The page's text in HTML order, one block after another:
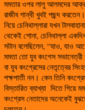
মমতার ওপর লালু আলমদের
রাজীব গান্ধী খুবই পছন্দ
নিয়ে চেনিথাল্লারা যখন
থেকেই শোনা, চেনিথাল্লা
সটান বলেছিলেন, “যাও, যাও
মমতা তো যুব কংগেস
বা যুব কংগ্রেসের নেতৃত্বের
পক্ষপাতী নন। কেন তিনি
বিস্তারিত ব্যাখ্যা দিতে গিয়ে
কংগ্রেস নেতাদের অনেকেই